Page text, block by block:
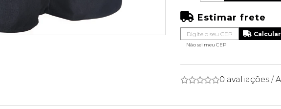
Estimar frete
Não sei meu CEP
0 avaliações /